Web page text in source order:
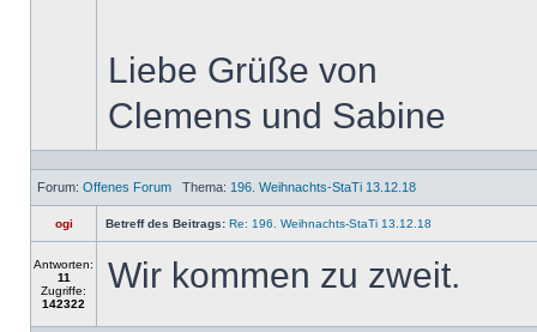
Liebe Grüße von
Clemens und Sabine
Forum: Offenes Forum Thema: 196. Weihnachts-StaTi 13.12.18
ogi Betreff des Beitrags: Re: 196. Weihnachts-StaTi 13.12.18
Antworten:
11
Zugriffe:
142322
Wir kommen zu zweit.